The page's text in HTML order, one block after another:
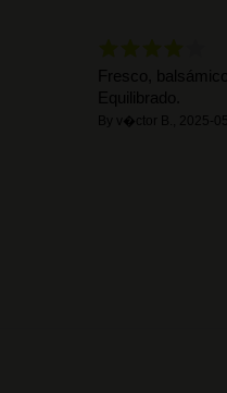
Fresco,
Equilibrado.
v�ctor B. 2025-